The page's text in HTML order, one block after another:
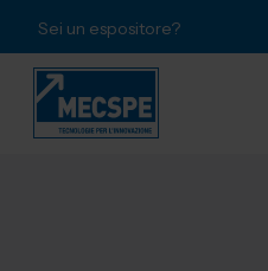
Sei un espositore?